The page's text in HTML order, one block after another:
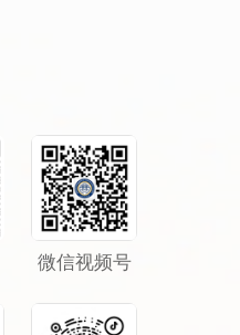
微信视频号